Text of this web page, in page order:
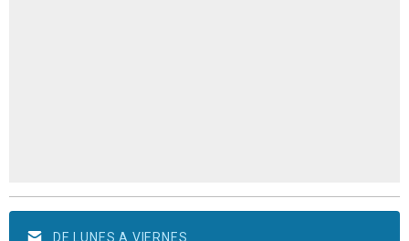
DE LUNES A VIERNES